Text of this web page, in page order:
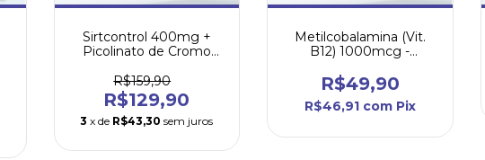
Sirtcontrol 400mg +
Picolinato de Cromo
R$159,90
R$129,90
3 x de R$43,30 sem juros
Metilcobalamina (Vit.
B12) 1000mcg -
R$49,90
R$46,91 com Pix